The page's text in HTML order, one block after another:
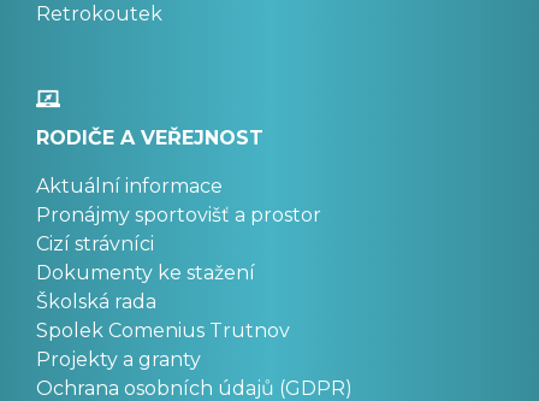
Retrokoutek
RODIČE A VEŘEJNOST
Aktuální informace
Pronájmy sportovišť a prostor
Cizí strávníci
Dokumenty ke stažení
Školská rada
Spolek Comenius Trutnov
Projekty a granty
Ochrana osobních údajů (GDPR)